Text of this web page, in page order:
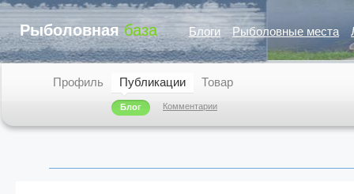
Рыболовная база Блоги Рыболовные места
Профиль Публикации
Блог Комментарии
Товар